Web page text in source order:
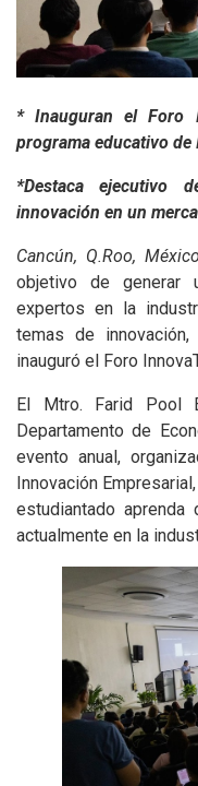
* Inauguran el Foro
programa educativo
*Destaca ejecutivo
innovación en un
Cancún, Q.Roo,
objetivo de generar
expertos en la
temas de
inauguró el Foro
El Mtro. Farid Pool
Departamento de
evento anual,
Innovación
estudiantado
actualmente en la